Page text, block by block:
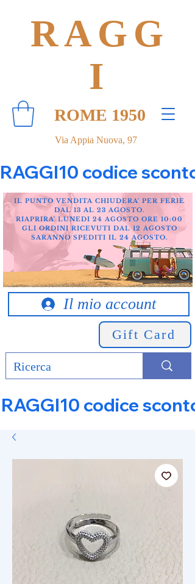
Via Appia Nuova, 97
RAGG
I
ROME 1950
RAGGI10 codice
Il mio account
Gift Card
IL PUNTO VENDITA CHIUDERA' PER FERIE
DAL 13 AL 23 AGOSTO.
RIAPRIRA' LUNEDI 24 AGOSTO ORE 10:00
GLI ORDINI RICEVUTI DAL 12 AGOSTO
SARANNO SPEDITI IL 24 AGOSTO.
RAGGI10 codice